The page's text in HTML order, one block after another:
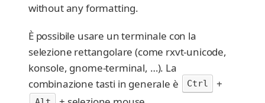
without any formatting.
È possibile usare un terminale con la
selezione rettangolare (come rxvt-unicode,
konsole, gnome-terminal, …​). La
combinazione tasti in generale è
Ctrl +